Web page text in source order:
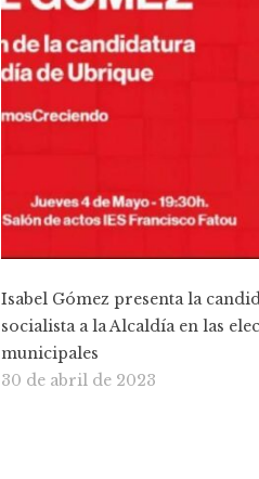
Isabel Gómez presenta la
socialista a la Alcaldía en las
municipales
30 de abril de 2023